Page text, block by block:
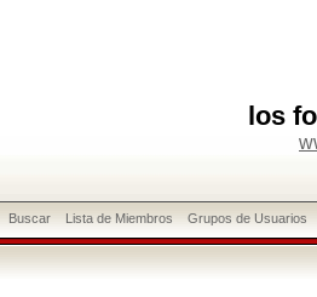
los
Buscar Lista de Miembros Grupos de Usuarios